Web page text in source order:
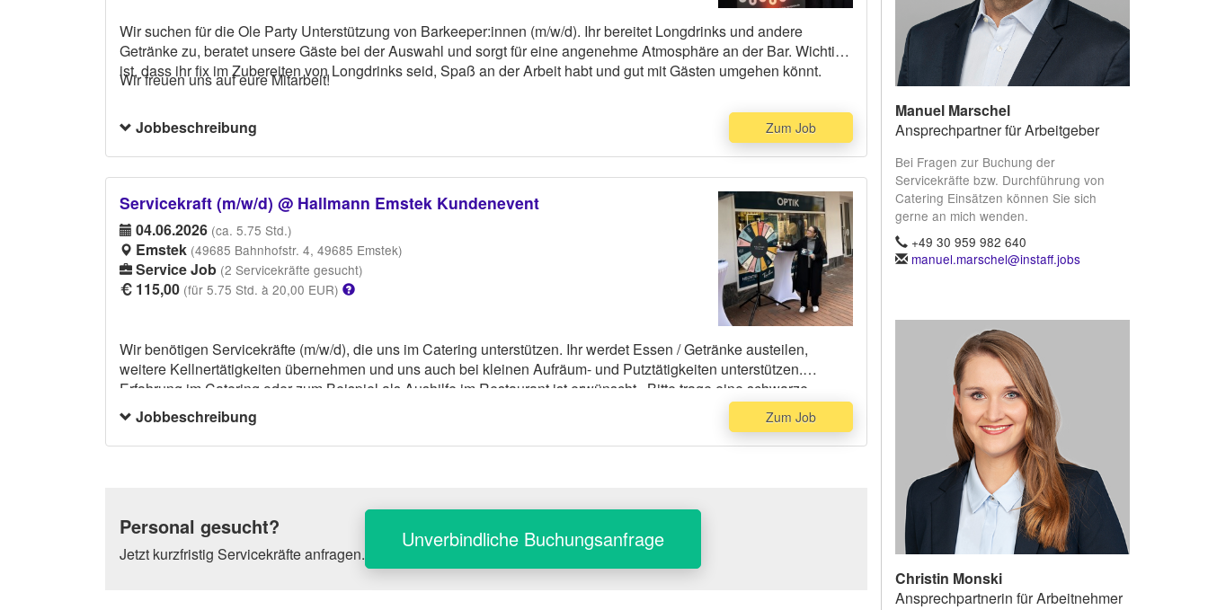
Wir suchen für die Ole Party Unterstützung von Barkeeper:innen (m/w/d). Ihr bereitet Longdrinks und andere
Getränke zu, beratet unsere Gäste bei der Auswahl und sorgt für eine angenehme Atmosphäre an der Bar. Wichtig
ist, dass ihr fix im Zubereiten von Longdrinks seid, Spaß an der Arbeit habt und gut mit Gästen umgehen könnt.
Wir freuen uns auf eure Mitarbeit!
Jobbeschreibung Zum Job
Servicekraft (m/w/d) @ Hallmann Emstek Kundenevent
04.06.2026 (ca. 5.75 Std.)
Emstek (49685 Bahnhofstr. 4, 49685 Emstek)
Service Job (2 Servicekräfte gesucht)
115,00 (für 5.75 Std. à 20,00 EUR)
Wir benötigen Servicekräfte (m/w/d), die uns im Catering unterstützen. Ihr werdet Essen / Getränke austeilen,
weitere Kellnertätigkeiten übernehmen und uns auch bei kleinen Aufräum- und Putztätigkeiten unterstützen.
Erfahrung im Catering oder zum Beispiel als Aushilfe im Restaurant ist erwünscht . Bitte trage eine schwarze
Hose und ein langärmeliges, weißes Hemd bzw. Bluse.
Jobbeschreibung Zum Job
Personal gesucht?
Jetzt kurzfristig Servicekräfte anfragen.
Unverbindliche Buchungsanfrage
Manuel Marschel
Ansprechpartner für Arbeitgeber
Bei Fragen zur Buchung der
Servicekräfte bzw. Durchführung von
Catering Einsätzen können Sie sich
gerne an mich wenden.
+49 30 959 982 640
manuel.marschel@instaff.jobs
Christin Monski
Ansprechpartnerin für Arbeitnehmer